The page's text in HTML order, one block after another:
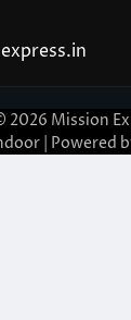
2026 Mission
| Powered